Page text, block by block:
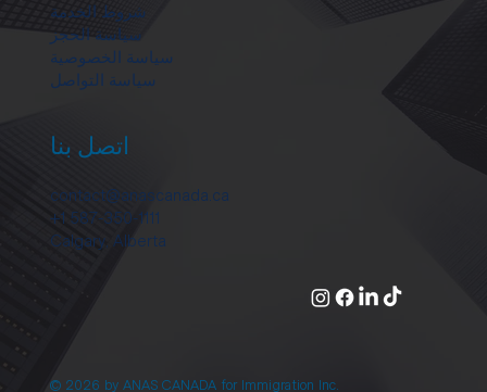
شروط الخدمة
سياسة الحجز
سياسة الخصوصية
سياسة التواصل
اتصل بنا
contact@anascanada.ca
+1 587-350-1111
Calgary, Alberta
© 2026 by ANAS CANADA for Immigration Inc.